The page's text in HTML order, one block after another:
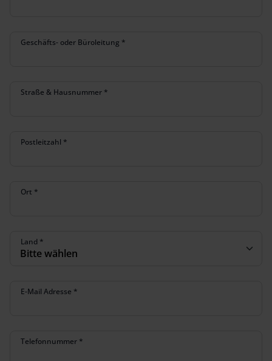
Geschäfts- oder Büroleitung *
Straße & Hausnummer *
Postleitzahl *
Ort *
Land *
E-Mail Adresse *
Telefonnummer *